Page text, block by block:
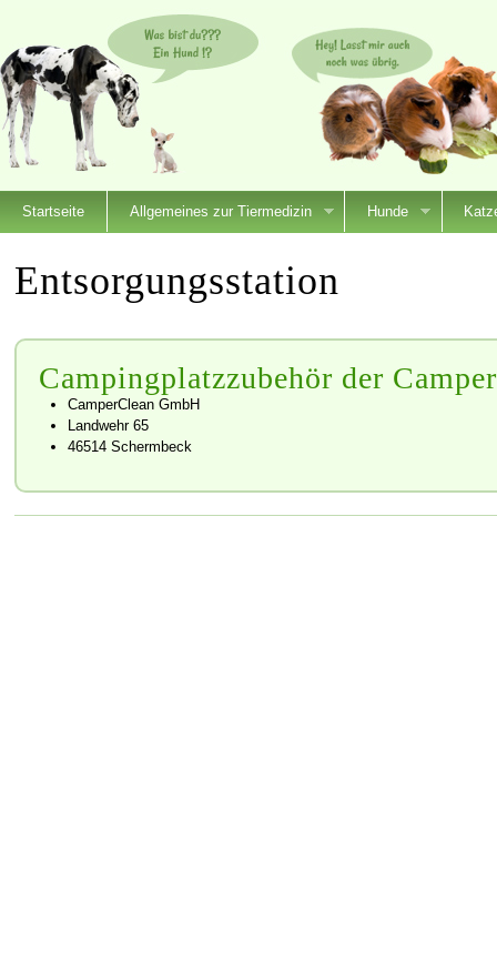
Startseite Allgemeines zur Tiermedizin Hunde
Entsorgungsstation
Campingplatzzubehör der
CamperClean GmbH
Landwehr 65
46514 Schermbeck